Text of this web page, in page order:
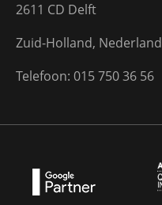
2611 CD Delft
Zuid-Holland, Nederland
Telefoon: 015 750 36 56